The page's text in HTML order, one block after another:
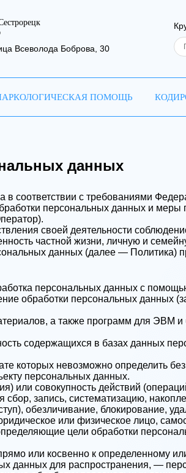
Всеволода Боброва, 30
ПОМОЩЬ
данных
в соответствии с требованиями
персональных данных и
своей деятельности
частной жизни, личную и
данных (далее — Политика)
персональных данных с
обработки персональных данных
а также программ для ЭВМ и
содержащихся в базах данных
которых невозможно определить
персональных данных.
или совокупность действий
запись, систематизацию,
обезличивание, блокирование,
или физическое лицо,
цели обработки
или косвенно к определенному
для распространения, —
Ваш телефон
данного сайта
с вами в самое
Вернуться на главную
Ваш телефон
'Отправить резюме' вы соглашаетесьс
данного сайта